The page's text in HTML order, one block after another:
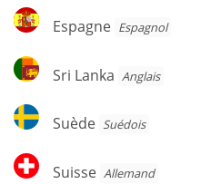
Espagne
Espagne Espagnol
Sri
Lanka
Sri Lanka Anglais
Suède
Suède Suédois
Suisse
Suisse Allemand